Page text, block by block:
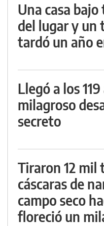
Una casa
del lugar y un
tardó un año
Llegó a los
milagroso
secreto
Tiraron 12 mil
cáscaras de
campo seco
floreció un